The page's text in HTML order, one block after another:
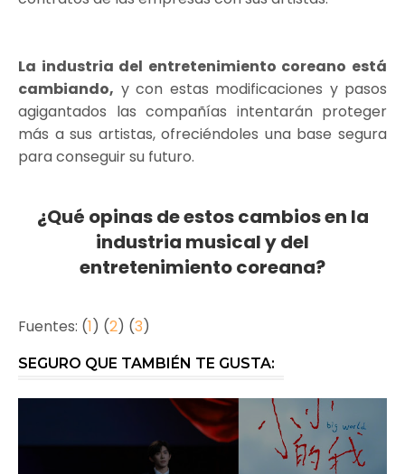
La industria del entretenimiento coreano está
cambiando, y con estas modificaciones y pasos
agigantados las compañías intentarán proteger
más a sus artistas, ofreciéndoles una base segura
para conseguir su futuro.
¿Qué opinas de estos cambios en la
industria musical y del
entretenimiento coreana?
Fuentes: (1) (2) (3)
SEGURO QUE TAMBIÉN TE GUSTA: